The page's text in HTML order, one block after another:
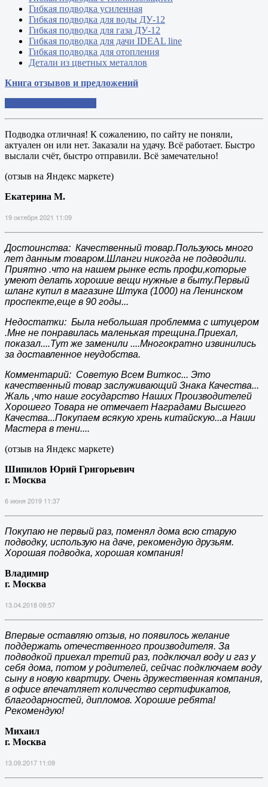
Гибкая подводка усиленная
Гибкая подводка для воды ДУ-12
Гибкая подводка для газа ДУ-12
Гибкая подводка для дачи IDEAL line
Гибкая подводка для отопления
Детали из цветных металлов
Книга отзывов и предложений
Подводка отличная! К сожалению, по сайту не поняли,
актуален он или нет. Заказали на удачу. Всё работает. Быстро
выслали счёт, быстро отправили. Всё замечательно!
(отзыв на Яндекс маркете)
Екатерина М.
19 октября 2021 11:09
Достоинства: Качественный товар.Пользуюсь много
лет данным товаром.Шланги никогда не подводили.
Приятно .что на нашем рынке есть профи,которые
умеют делать хорошие вещи нужные в быту.Первый
шланг купил в магазине Штука (1000) на Ленинском
проспекте,еще в 90 годы...
Недостатки: Была небольшая проблемма с штуцером
.Мне не понравилась маленькая трещина.Приехал,
показал....Тут же заменили ....Многократно извинились
за доставленное неудобства.
Комментарий: Советую Всем Виткос... Это
качественный товар заслуживающий Знака Качества...
Жаль ,что наше государство Наших Производителей
Хорошего Товара не отмечает Наградами Высшего
Качества...Покупаем всякую хрень китайскую...а Наши
Мастера в тени....
(отзыв на Яндекс маркете)
Шипилов Юрий Григорьевич
г. Москва
6 июня 2019 11:37
Покупаю не первый раз, поменял дома всю старую
подводку, использую на даче, рекомендую друзьям.
Хорошая подводка, хорошая компания!
Владимир
г. Москва
13.04.2018 09:57
Впервые оставляю отзыв, но появилось желание
поддержать отечественного производителя. За
подводкой приехал третий раз, подключал воду и газ у
себя дома, потом у родителей, сейчас подключаем воду
сыну в новую квартиру. Очень дружественная компания,
в офисе впечатляет количество сертификатов,
благодарностей, дипломов. Хорошие ребята!
Рекомендую!
Михаил
г. Москва
13.09.2017 11:09